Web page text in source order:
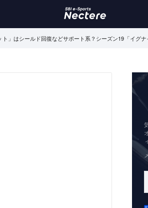
ト」はシールド回復などサポート系？シーズン19「イグ